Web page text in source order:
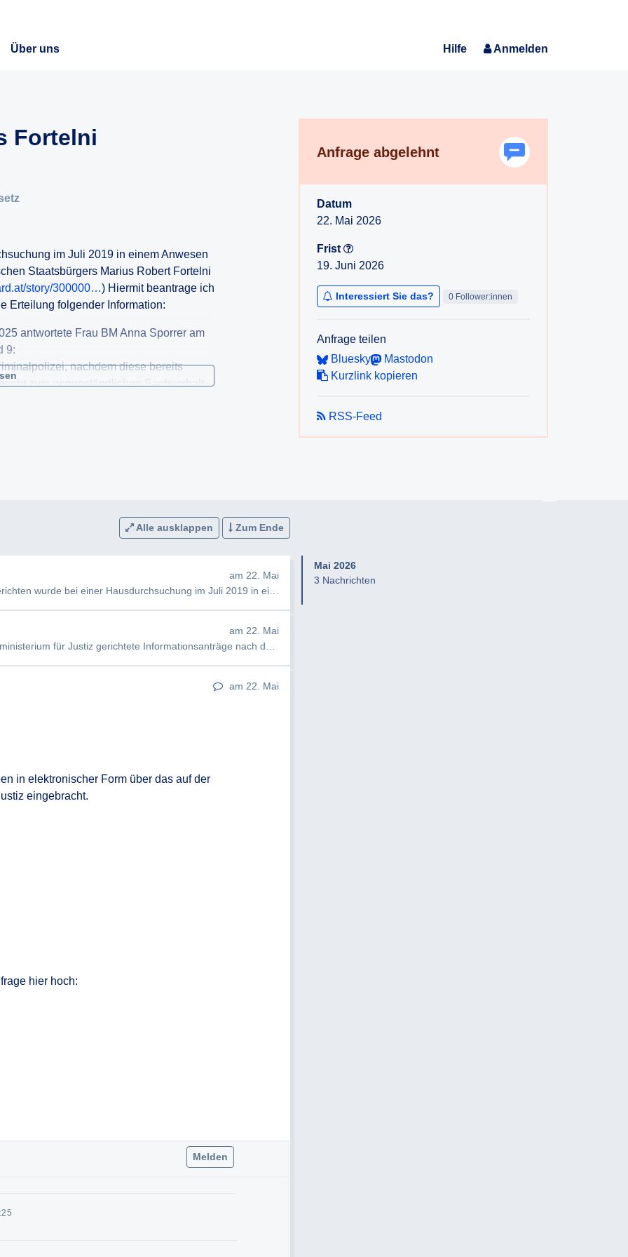
Über uns Hilfe Anmelden
Fortelni
im Juli 2019 in einem Anwesen
Staatsbürgers Marius Robert Fortelni
story/300000…) Hiermit beantrage ich
Erteilung folgender Information:
antwortete Frau BM Anna Sporrer am
9:
nachdem diese bereits
zum gegenständlichen Sachverhalt
(Quelle:
des genannten Berichts zum
ich hiermit einen Bescheid gemäß
Anfrage abgelehnt
Datum
22. Mai 2026
Frist
19. Juni 2026
Interessiert Sie das? 0 Follower:innen
Anfrage teilen
Bluesky
Mastodon
Kurzlink kopieren
RSS-Feed
Alle ausklappen Zum Ende
am 22. Mai
wurde bei einer Hausdurchsuchung im Juli 2019 in einem Anwesen …
am 22. Mai
für Justiz gerichtete Informationsanträge nach dem Informati…
am 22. Mai
in elektronischer Form über das auf der
eingebracht.
Melden
Mai 2026
3 Nachrichten